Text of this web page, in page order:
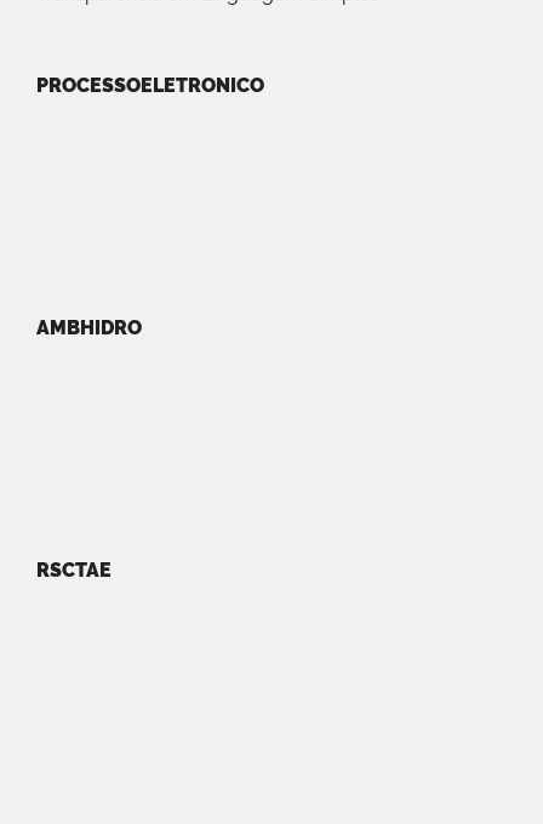
PROCESSOELETRONICO
AMBHIDRO
RSCTAE